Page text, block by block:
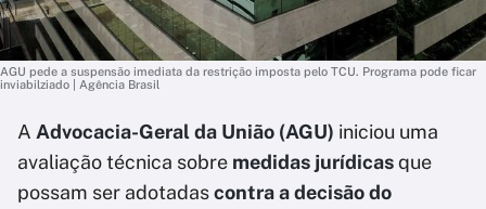
AGU pede a suspensão imediata da restrição imposta pelo TCU. Programa pode ficar
inviabilziado | Agência Brasil
A Advocacia-Geral da União (AGU) iniciou uma
avaliação técnica sobre medidas jurídicasque
possam ser adotadascontra a decisão do